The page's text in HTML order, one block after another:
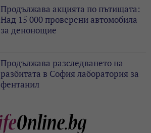
Продължава акцията по пътищата:
Над 15 000 проверени автомобила
за денонощие
Продължава разследването на
разбитата в София лаборатория за
фентанил